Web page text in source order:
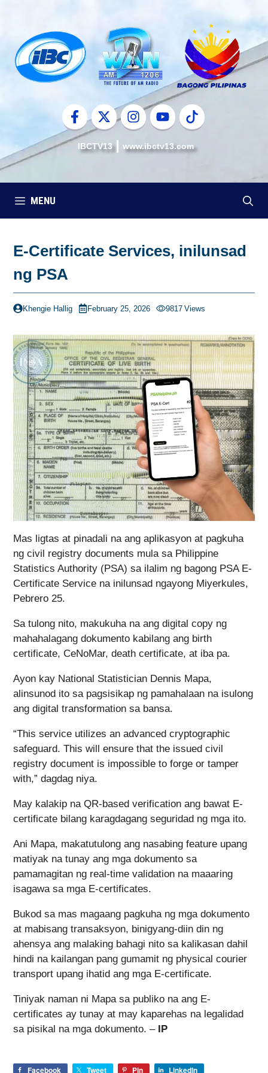
content
IBCTV13 www.ibctv13.com
MENU
E-Certificate Services, inilunsad
ng PSA
Khengie Hallig February 25, 2026 9817 Views
Mas ligtas at pinadali na ang aplikasyon at pagkuha
ng civil registry documents mula sa Philippine
Statistics Authority (PSA) sa ilalim ng bagong PSA E-
Certificate Service na inilunsad ngayong Miyerkules,
Pebrero 25.
Sa tulong nito, makukuha na ang digital copy ng
mahahalagang dokumento kabilang ang birth
certificate, CeNoMar, death certificate, at iba pa.
Ayon kay National Statistician Dennis Mapa,
alinsunod ito sa pagsisikap ng pamahalaan na isulong
ang digital transformation sa bansa.
“This service utilizes an advanced cryptographic
safeguard. This will ensure that the issued civil
registry document is impossible to forge or tamper
with,” dagdag niya.
May kalakip na QR-based verification ang bawat E-
certificate bilang karagdagang seguridad ng mga ito.
Ani Mapa, makatutulong ang nasabing feature upang
matiyak na tunay ang mga dokumento sa
pamamagitan ng real-time validation na maaaring
isagawa sa mga E-certificates.
Bukod sa mas magaang pagkuha ng mga dokumento
at mabisang transaksyon, binigyang-diin din ng
ahensya ang malaking bahagi nito sa kalikasan dahil
hindi na kailangan pang gumamit ng physical courier
transport upang ihatid ang mga E-certificate.
Tiniyak naman ni Mapa sa publiko na ang E-
certificates ay tunay at may kaparehas na legalidad
sa pisikal na mga dokumento. – IP
Facebook Tweet Pin LinkedIn